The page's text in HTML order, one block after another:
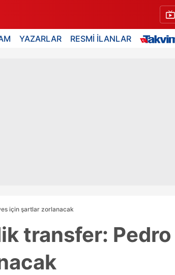
YAZARLAR RESMİ İLANLAR
için şartlar zorlanacak
transfer: Pedro